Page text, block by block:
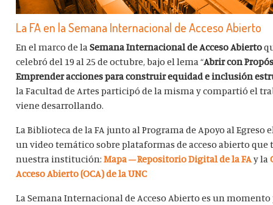
La FA en la Semana Internacional de Acceso Abierto
En el marco de laSemana Internacional de Acceso Abierto
celebró del 19 al 25 de octubre, bajo el lema “Abrir con
Emprender acciones para construir equidad e inclusión
la Facultad de Artes participó de la misma y compartió el
viene desarrollando.
La Biblioteca de la FA junto al Programa de Apoyo al Egreso
un video temático sobre plataformas de acceso abierto que
nuestra institución:Mapa – Repositorio Digital de la FAy la
Acceso Abierto (OCA) de la UNC
La Semana Internacional de Acceso Abierto es un momento